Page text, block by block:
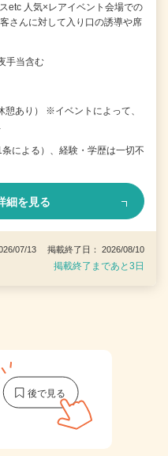
etc 人気×レアイベント会場での
さんに対して入り口の誘導や席
手当含む
あり） ※イベントによって、
による）、経験・学歴は一切不
細を見る
07/13 掲載終了日： 2026/08/10
掲載終了まであと3日